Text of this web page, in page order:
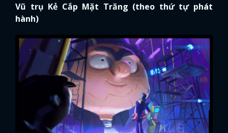
Vũ trụ Kẻ Cắp Mặt Trăng (theo thứ tự phát
hành)